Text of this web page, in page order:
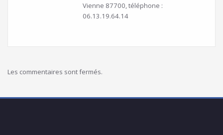
Vienne 87700, téléphone :
06.13.19.64.14
Les commentaires sont fermés.